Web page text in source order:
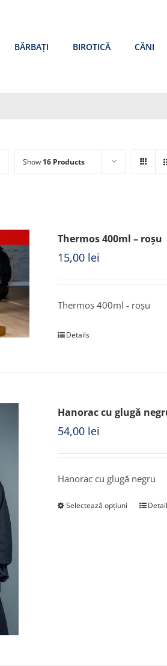
BĂRBAȚI BIROTICĂ CĂNI
Show 16 Products
Thermos 400ml – roșu
15,00 lei
Thermos 400ml - roșu
Details
Hanorac cu glugă
54,00 lei
Hanorac cu glugă negru
Selectează opțiuni